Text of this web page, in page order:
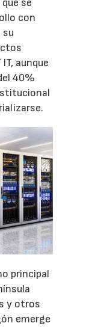
con
su
aunque
40%
principal
y otros
emerge